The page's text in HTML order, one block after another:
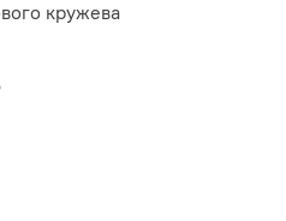
кружева